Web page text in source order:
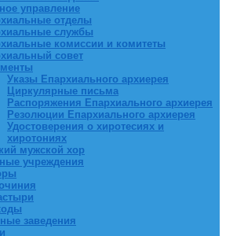
управление
отделы
службы
комиссии и комитеты
совет
Указы Епархиального архиерея
Циркулярные письма
Распоряжения Епархиального архиерея
Резолюции Епархиального архиерея
Удостоверения о хиротесиях и
хиротониях
мужской хор
учреждения
заведения